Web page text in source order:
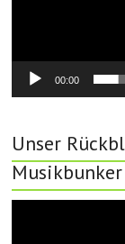
00:00
Unser